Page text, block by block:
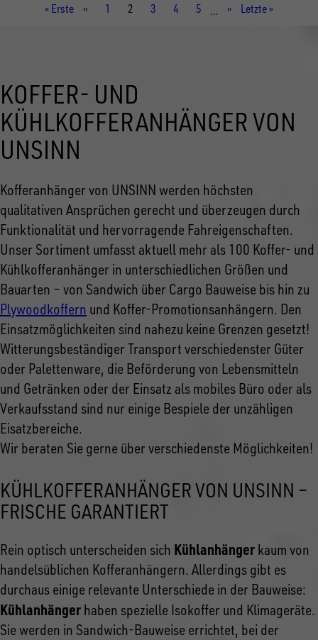
Erste
« Erste
Vorherige
‹‹ Seite
1
Aktuelle
2 Seite
3 Seite
4 Seite
5 …
Nächste
››
Letzte
Letzte »
KOFFER- UND
KÜHLKOFFERANHÄNGER VON
UNSINN
Kofferanhänger von UNSINN werden höchsten
qualitativen Ansprüchen gerecht und überzeugen durch
Funktionalität und hervorragende Fahreigenschaften.
Unser Sortiment umfasst aktuell mehr als 100 Koffer- und
Kühlkofferanhänger in unterschiedlichen Größen und
Bauarten – von Sandwich über Cargo Bauweise bis hin zu
Plywoodkoffern und Koffer-Promotionsanhängern. Den
Einsatzmöglichkeiten sind nahezu keine Grenzen gesetzt!
Witterungsbeständiger Transport verschiedenster Güter
oder Palettenware, die Beförderung von Lebensmitteln
und Getränken oder der Einsatz als mobiles Büro oder als
Verkaufsstand sind nur einige Bespiele der unzähligen
Eisatzbereiche.
Wir beraten Sie gerne über verschiedenste Möglichkeiten!
KÜHLKOFFERANHÄNGER VON UNSINN –
FRISCHE GARANTIERT
Rein optisch unterscheiden sich Kühlanhänger kaum von
handelsüblichen Kofferanhängern. Allerdings gibt es
durchaus einige relevante Unterschiede in der Bauweise:
Kühlanhänger haben spezielle Isokoffer und Klimageräte.
Sie werden in Sandwich-Bauweise errichtet, bei der